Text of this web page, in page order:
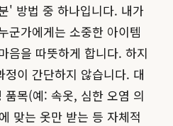
' 방법 중 하나입니다. 내가
군가에게는 소중한 아이템
음을 따뜻하게 합니다. 하지
이 간단하지 않습니다. 대
목(예: 속옷, 심한 오염 의
맞는 옷만 받는 등 자체적